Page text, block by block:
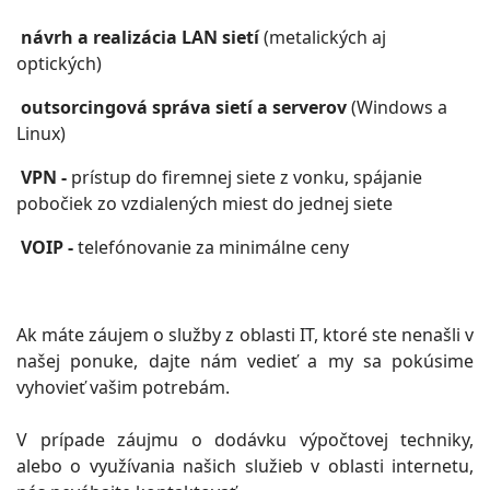
návrh a realizácia LAN sietí(metalických aj
optických)
outsorcingová správa sietí a serverov(Windows a
Linux)
VPN - prístup do firemnej siete z vonku, spájanie
pobočiek zo vzdialených miest do jednej siete
VOIP -telefónovanie za minimálne ceny
Ak máte záujem o služby z oblasti IT, ktoré ste nenašli v
našej ponuke, dajte nám vedieť a my sa pokúsime
vyhovieť vašim potrebám.
V prípade záujmu o dodávku výpočtovej techniky,
alebo o využívania našich služieb v oblasti internetu,